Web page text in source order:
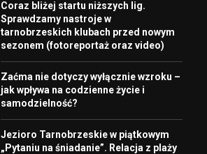
Coraz bliżej startu niższych lig.
Sprawdzamy nastroje w
tarnobrzeskich klubach przed nowym
sezonem (fotoreportaż oraz video)
Zaćma nie dotyczy wyłącznie wzroku –
jak wpływa na codzienne życie i
samodzielność?
Jezioro Tarnobrzeskie w piątkowym
„Pytaniu na śniadanie”. Relacja z plaży